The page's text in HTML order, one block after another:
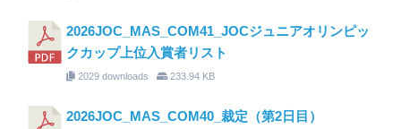
2026JOC_MAS_COM41_JOCジュニアオリンピッ
クカップ上位入賞者リスト
2029 downloads 233.94 KB
2026JOC_MAS_COM40_裁定（第2日目）